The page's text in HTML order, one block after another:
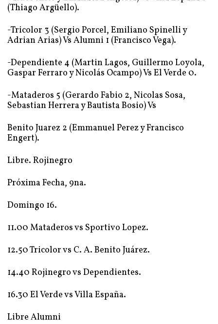
(Thiago Argüello).
-Tricolor 3 (Sergio Porcel, Emiliano Spinelli y
Adrian Arias) Vs Alumni 1 (Francisco Vega).
-Dependiente 4 (Martin Lagos, Guillermo Loyola,
Gaspar Ferraro y Nicolás Ocampo) Vs El Verde 0.
-Mataderos 5 (Gerardo Fabio 2, Nicolas Sosa,
Sebastian Herrera y Bautista Bosio) Vs
Benito Juarez 2 (Emmanuel Perez y Francisco
Engert).
Libre. Rojinegro
Próxima Fecha, 9na.
Domingo 16.
11.00 Mataderos vs Sportivo Lopez.
12.50 Tricolor vs C. A. Benito Juárez.
14.40 Rojinegro vs Dependientes.
16.30 El Verde vs Villa España.
Libre Alumni